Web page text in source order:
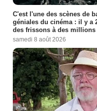
C'est l'une des scènes de
géniales du cinéma : il y a
des frissons à des millions
samedi 8 août 2026